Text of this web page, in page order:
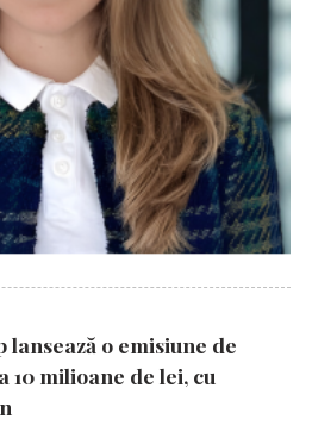
o emisiune de
10 milioane de lei, cu